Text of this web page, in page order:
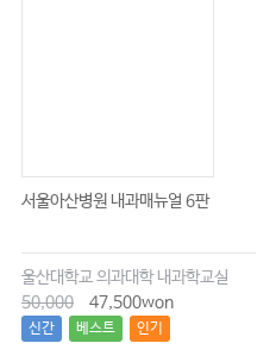
서울아산병원 내과매뉴얼 6판
울산대학교 의과대학 내과학교실
50,000
47,500won
신간 베스트 인기